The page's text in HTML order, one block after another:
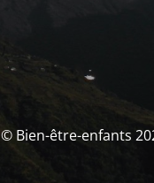
© Bien-être-enfants